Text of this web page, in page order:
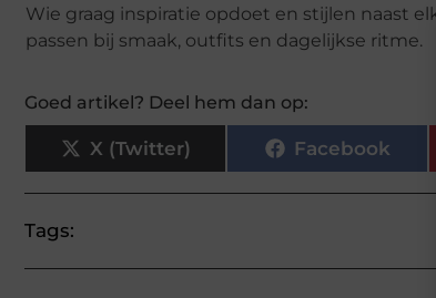
Wie graag inspiratie opdoet en stijlen naast
passen bij smaak, outfits en dagelijkse ritme.
Goed artikel? Deel hem dan op:
X (Twitter) Facebook
Tags: